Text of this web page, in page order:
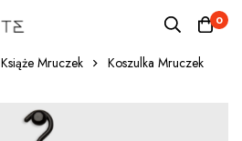
0
Książe Mruczek Koszulka Mruczek